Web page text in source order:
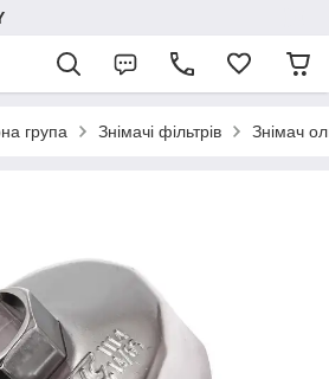
група Знімачі фільтрів Знімач